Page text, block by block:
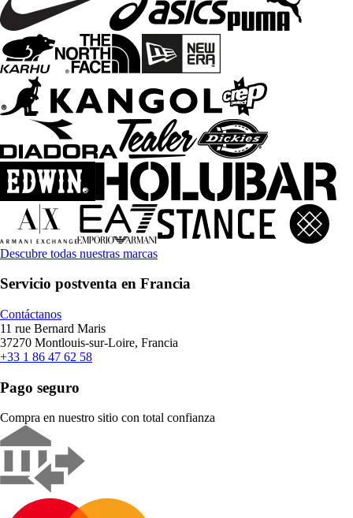
Descubre todas nuestras marcas
Servicio postventa en Francia
Contáctanos
11 rue Bernard Maris
37270 Montlouis-sur-Loire, Francia
+33 1 86 47 62 58
Pago seguro
Compra en nuestro sitio con total confianza